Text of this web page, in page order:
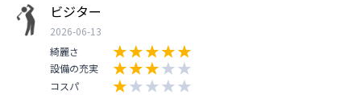
ビジター
2026-06-13
綺麗さ
設備の充実
コスパ